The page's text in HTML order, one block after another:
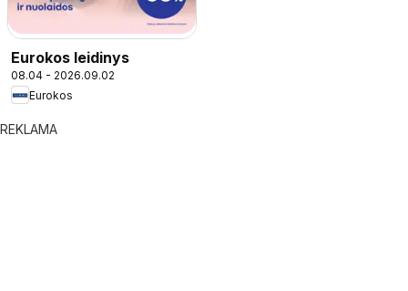
Eurokos leidinys
08.04 - 2026.09.02
Eurokos
REKLAMA